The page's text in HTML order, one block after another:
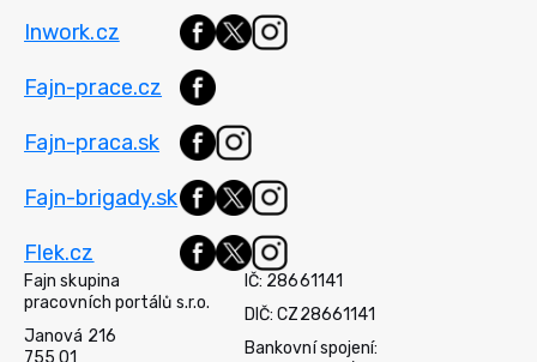
Inwork.cz
Fajn-prace.cz
Fajn-praca.sk
Fajn-brigady.sk
Flek.cz
Fajn skupina
pracovních portálů s.r.o.
Janová 216
755 01
IČ: 28661141
DIČ: CZ28661141
Bankovní spojení: